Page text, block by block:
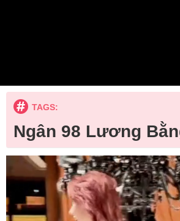
TAGS:
Ngân 98 Lương